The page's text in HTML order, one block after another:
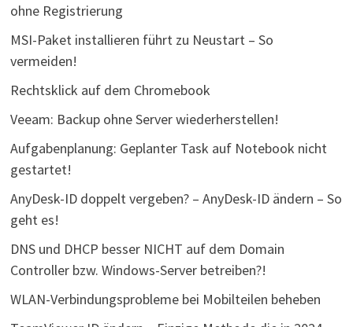
ohne Registrierung
MSI-Paket installieren führt zu Neustart – So
vermeiden!
Rechtsklick auf dem Chromebook
Veeam: Backup ohne Server wiederherstellen!
Aufgabenplanung: Geplanter Task auf Notebook nicht
gestartet!
AnyDesk-ID doppelt vergeben? – AnyDesk-ID ändern – So
geht es!
DNS und DHCP besser NICHT auf dem Domain
Controller bzw. Windows-Server betreiben?!
WLAN-Verbindungsprobleme bei Mobilteilen beheben